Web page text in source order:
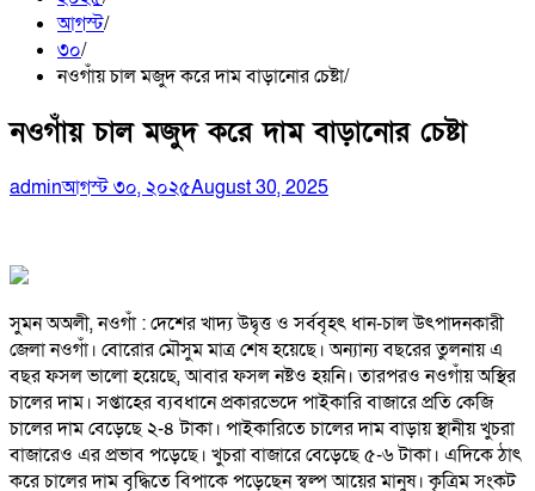
আগস্ট
৩০
নওগাঁয় চাল মজুদ করে দাম বাড়ানোর চেষ্টা
নওগাঁয় চাল মজুদ করে দাম বাড়ানোর চেষ্টা
adminআগস্ট ৩০, ২০২৫August 30, 2025
সুমন অঅলী, নওগাঁ : দেশের খাদ্য উদ্বৃত্ত ও সর্ববৃহৎ ধান-চাল উৎপাদনকারী
জেলা নওগাঁ। বোরোর মৌসুম মাত্র শেষ হয়েছে। অন্যান্য বছরের তুলনায় এ
বছর ফসল ভালো হয়েছে, আবার ফসল নষ্টও হয়নি। তারপরও নওগাঁয় অস্থির
চালের দাম। সপ্তাহের ব্যবধানে প্রকারভেদে পাইকারি বাজারে প্রতি কেজি
চালের দাম বেড়েছে ২-৪ টাকা। পাইকারিতে চালের দাম বাড়ায় স্থানীয় খুচরা
বাজারেও এর প্রভাব পড়েছে। খুচরা বাজারে বেড়েছে ৫-৬ টাকা। এদিকে ঠাৎ
করে চালের দাম বৃদ্ধিতে বিপাকে পড়েছেন স্বল্প আয়ের মানুষ। কৃত্রিম সংকট